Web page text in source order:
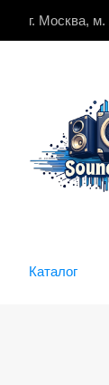
г. Москва,
Каталог